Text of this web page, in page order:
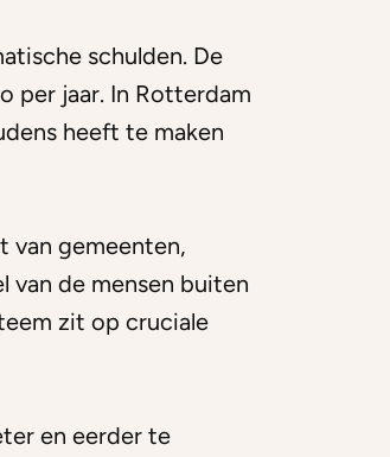
schulden. De
per jaar. In Rotterdam
heeft te maken
van gemeenten,
van de mensen buiten
zit op cruciale
en eerder te